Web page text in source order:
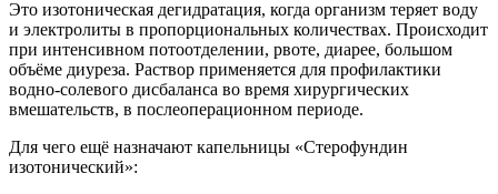
Это изотоническая дегидратация, когда организм теряет воду
и электролиты в пропорциональных количествах. Происходит
при интенсивном потоотделении, рвоте, диарее, большом
объёме диуреза. Раствор применяется для профилактики
водно-солевого дисбаланса во время хирургических
вмешательств, в послеоперационном периоде.
Для чего ещё назначают капельницы «Стерофундин
изотонический»: